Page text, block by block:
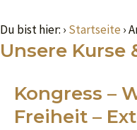
Inhalt
springen
Du bist hier: › Startseite ›
Unsere Kurse
Kongress –
Freiheit –